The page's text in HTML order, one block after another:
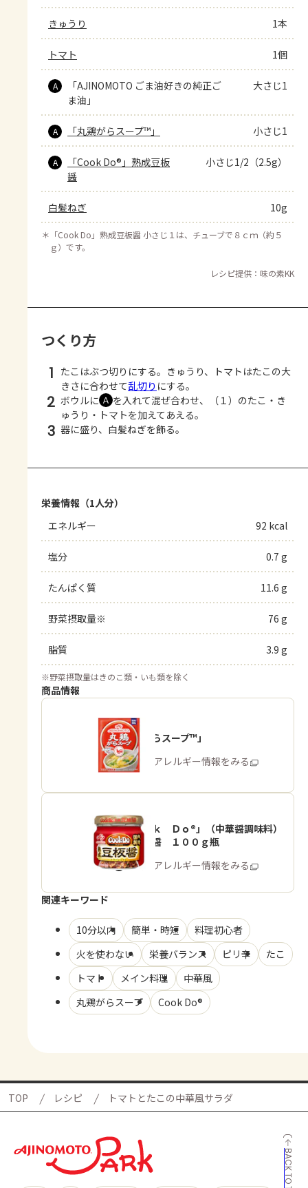
きゅうり 1本
トマト 1個
A
「AJINOMOTO ごま油好きの純正ご
ま油」
大さじ1
A 「丸鶏がらスープ™」 小さじ1
A
「Cook Do®」熟成豆板
醤
小さじ1/2（2.5g）
白髪ねぎ 10g
＊ 「Cook Do」熟成豆板醤 小さじ１は、チューブで８ｃｍ（約５
ｇ）です。
レシピ提供：味の素KK
つくり方
1 たこはぶつ切りにする。きゅうり、トマトはたこの大
きさに合わせて乱切り にする。
2 ボウルに Ａ を入れて混ぜ合わせ、（１）のたこ・き
ゅうり・トマトを加えてあえる。
3 器に盛り、白髪ねぎを飾る。
栄養情報（1人分）
エネルギー
92 kcal
塩分 0.7 g
たんぱく質 11.6 g
野菜摂取量※ 76 g
脂質 3.9 g
※野菜摂取量はきのこ類・いも類を除く
商品情報
「丸鶏がらスープ™」
商品・アレルギー情報をみる
「Ｃｏｏｋ Ｄｏ®」（中華醤調味料）
熟成豆板醤 １００ｇ瓶
商品・アレルギー情報をみる
関連キーワード
10分以内 簡単・時短
料理初心者
火を使わない
栄養バランス ピリ辛
たこ
トマト
メイン料理
中華風
丸鶏がらスープ
Cook Do®
TOP レシピ トマトとたこの中華風サラダ
BACK TO TOP